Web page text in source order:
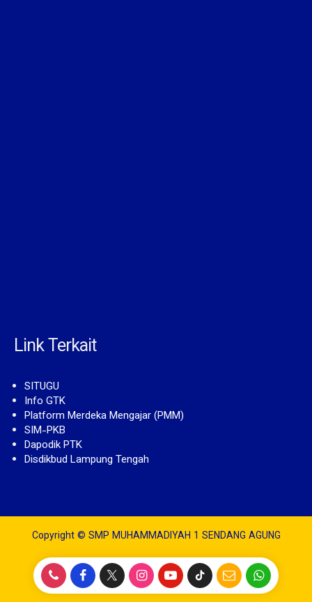
Link Terkait
SITUGU
Info GTK
Platform Merdeka Mengajar (PMM)
SIM-PKB
Dapodik PTK
Disdikbud Lampung Tengah
Copyright © SMP MUHAMMADIYAH 1 SENDANG AGUNG